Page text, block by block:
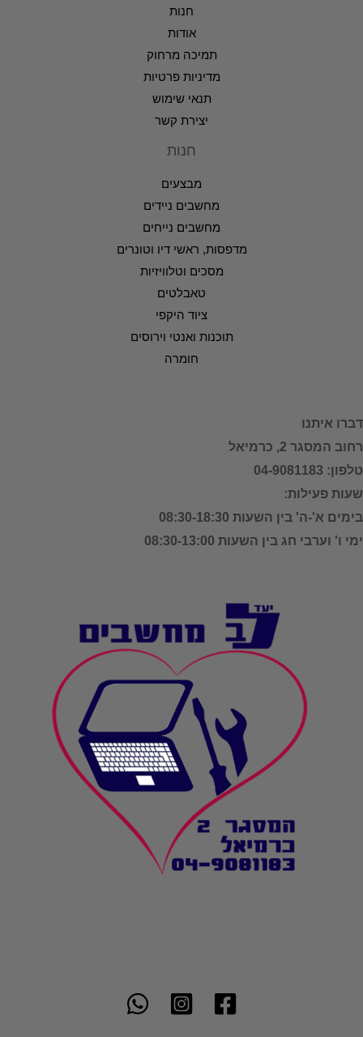
חנות
אודות
תמיכה מרחוק
מדיניות פרטיות
תנאי שימוש
יצירת קשר
חנות
מבצעים
מחשבים ניידים
מחשבים נייחים
מדפסות, ראשי דיו וטונרים
מסכים וטלוויזיות
טאבלטים
ציוד היקפי
תוכנות ואנטי וירוסים
חומרה
דברו איתנו
רחוב המסגר 2, כרמיאל
טלפון: 04-9081183
שעות פעילות:
בימים א'-ה' בין השעות 08:30-18:30
ימי ו' וערבי חג בין השעות 08:30-13:00